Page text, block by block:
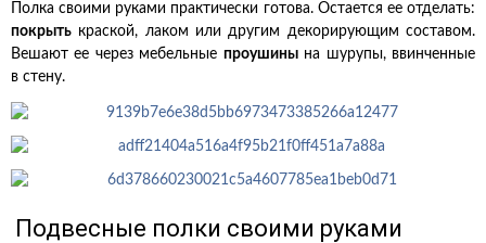
Полка своими руками практически готова. Остается ее отделать:
покрыть краской, лаком или другим декорирующим составом.
Вешают ее через мебельные проушинына шурупы, ввинченные
в стену.
Подвесные полки своими руками